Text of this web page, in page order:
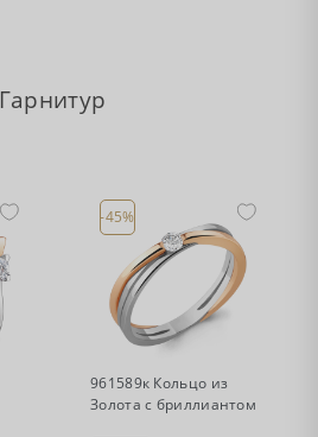
Гарнитур
-45%
961589к Кольцо из
Золота с бриллиантом